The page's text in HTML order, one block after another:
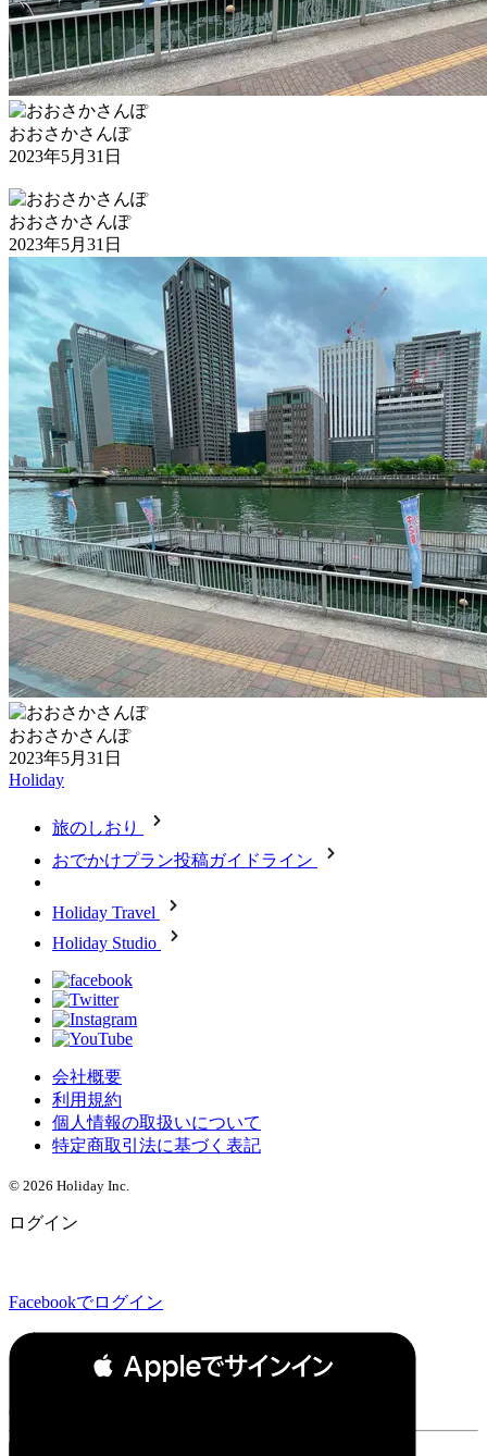
おおさかさんぽ
2023年5月31日
おおさかさんぽ
2023年5月31日
おおさかさんぽ
2023年5月31日
Holiday
旅のしおり
おでかけプラン投稿ガイドライン
Holiday Travel
Holiday Studio
会社概要
利用規約
個人情報の取扱いについて
特定商取引法に基づく表記
© 2026 Holiday Inc.
ログイン
Facebookでログイン
 Appleでサインイン
or